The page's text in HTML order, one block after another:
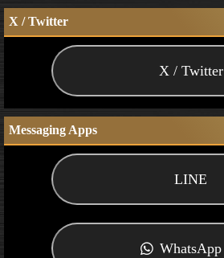
X / Twitter
X / Twitter
Messaging Apps
LINE
WhatsApp